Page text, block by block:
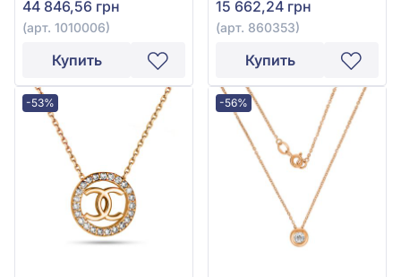
44 846,56 грн
(арт. 1010006)
Купить
15 662,24 грн
(арт. 860353)
Купить
-53% -56%